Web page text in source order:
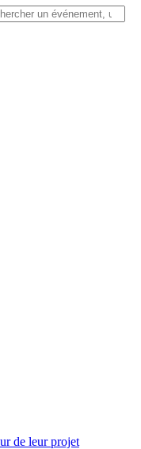
de leur projet